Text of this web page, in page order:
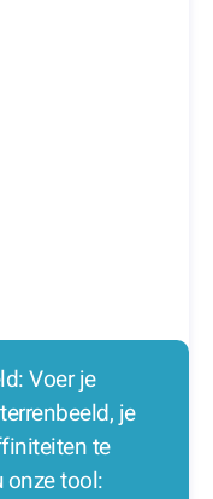
Voer je
je
te
onze tool: